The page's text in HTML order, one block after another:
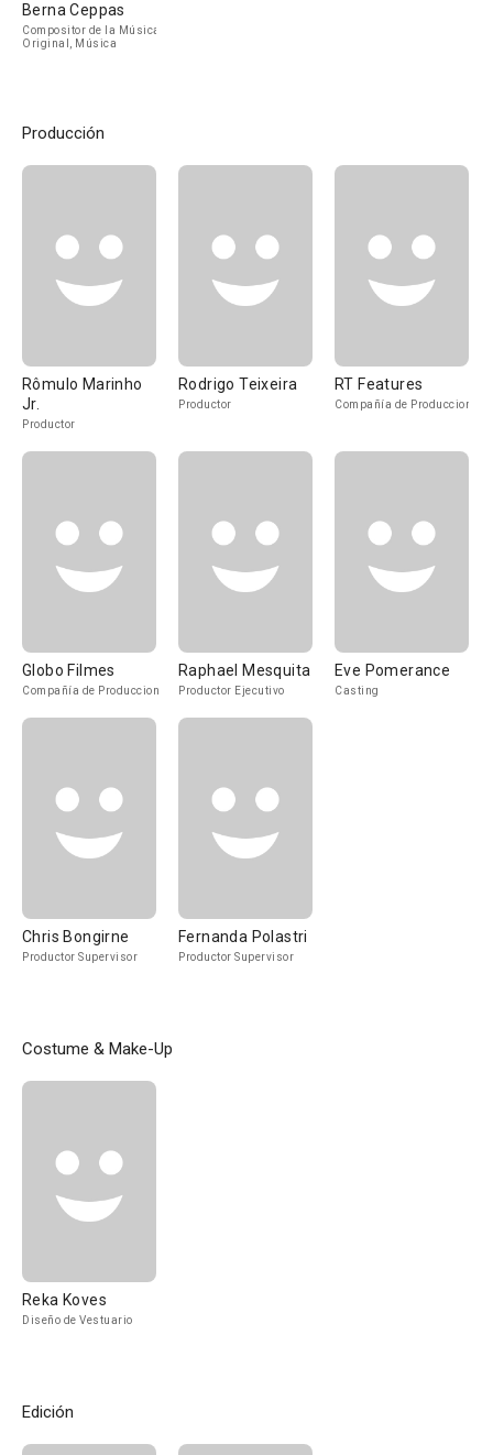
Berna Ceppas
Compositor de la Música
Original, Música
Producción
Rômulo Marinho
Jr.
Productor
Rodrigo Teixeira
Productor
RT Features
Compañía de Produccion
Globo Filmes
Compañía de Produccion
Raphael Mesquita
Productor Ejecutivo
Eve Pomerance
Casting
Chris Bongirne
Productor Supervisor
Fernanda Polastri
Productor Supervisor
Costume & Make-Up
Reka Koves
Diseño de Vestuario
Edición